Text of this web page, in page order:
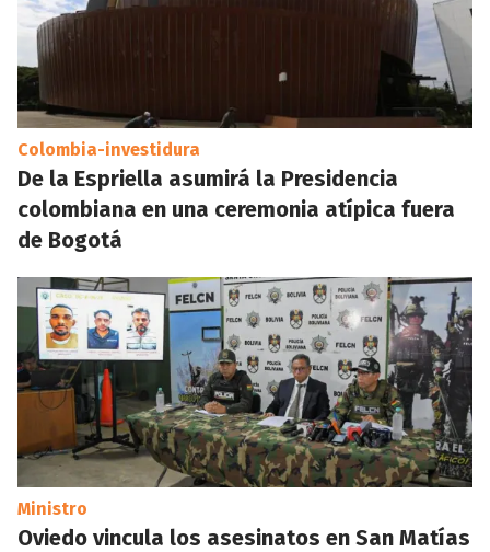
Colombia-investidura
De la Espriella asumirá la Presidencia
colombiana en una ceremonia atípica fuera
de Bogotá
Ministro
Oviedo vincula los asesinatos en San Matías